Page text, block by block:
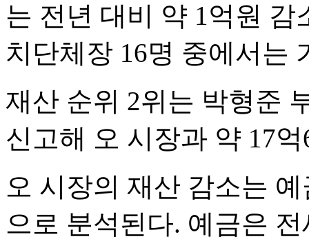
는 전년 대비 약 1억원
치단체장 16명 중에서는
재산 순위 2위는 박형준
신고해 오 시장과 약 17
오 시장의 재산 감소는
으로 분석된다. 예금은